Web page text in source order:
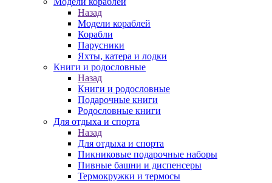
Назад
Модели кораблей
Корабли
Парусники
Яхты, катера и лодки
Книги и родословные
Назад
Книги и родословные
Подарочные книги
Родословные книги
Для отдыха и спорта
Назад
Для отдыха и спорта
Пикниковые подарочные наборы
Пивные башни и диспенсеры
Термокружки и термосы